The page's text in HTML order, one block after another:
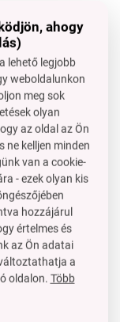
2 db-os csomag
1+1
4 290 Ft
A kosárba
Raktáron
| kíméletes
kézre és
| 300 ml
6 PE
Ár neked
2 990 Ft
A kosárba
Raktáron
VELVET |
kézre és
| 300 ml
ahogy
lehető legjobb
weboldalunkon
meg sok
olyan
az oldal az Ön
ne kelljen minden
van a cookie-
- ezek olyan kis
hozzájárul
értelmes és
az Ön adatai
a
oldalon. Több